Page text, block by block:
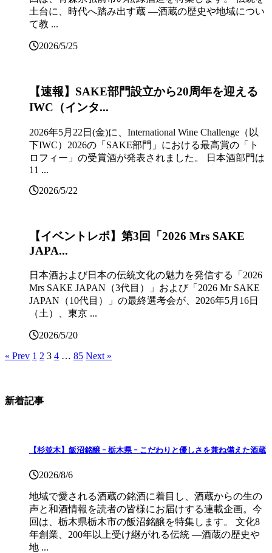
土台に、時代へ踏み出す蔵 ―酒蔵の歴史や地域につい
て教 ...
2026/5/25
【速報】SAKE部門設立から20周年を迎える
IWC（インタ...
2026年5月22日(金)に、International Wine Challenge（以
下IWC）2026の「SAKE部門」における最高賞の「ト
ロフィー」の受賞酒が発表されました。 日本酒部門は
11 ...
2026/5/22
【イベントレポ】第3回「2026 Mrs SAKE
JAPA...
日本酒および日本の伝統文化の魅力を発信する「2026
Mrs SAKE JAPAN（3代目）」および「2026 Mr SAKE
JAPAN（10代目）」の最終選考会が、2026年5月16日
（土）、東京 ...
2026/5/20
« Prev 1 2 3 4 … 85 Next »
新着記事
【杉並木】飯沼銘醸 ｰ 栃木県 ｰ こだわりと優しさを兼ね備えた酒蔵
2026/8/6
地域で愛される酒蔵の銘酒に着目し、酒蔵からの生の
声と和酒情報を読者の皆様にお届けする連載企画。今
回は、栃木県栃木市の飯沼銘醸を特集します。 文化8
年創業、200年以上受け継がれる伝統 ―酒蔵の歴史や
地 ...